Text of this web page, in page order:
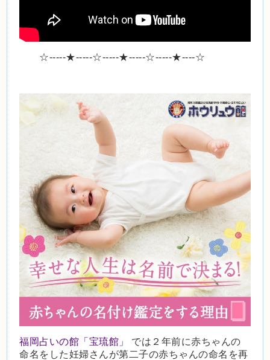
☆-----★-----☆-----★-----☆-----★----☆
福岡占いの館「宝琉館」
では２年前に赤ちゃんの
命名をした妊婦さんが第二子の赤ちゃんの命名を再